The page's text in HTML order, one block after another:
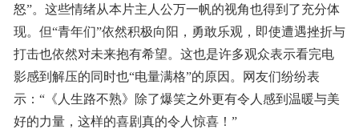
怒”。这些情绪从本片主人公万一帆的视角也得到了充分体
现。但“青年们”依然积极向阳，勇敢乐观，即使遭遇挫折与
打击也依然对未来抱有希望。这也是许多观众表示看完电
影感到解压的同时也“电量满格”的原因。网友们纷纷表
示：“《人生路不熟》除了爆笑之外更有令人感到温暖与美
好的力量，这样的喜剧真的令人惊喜！”